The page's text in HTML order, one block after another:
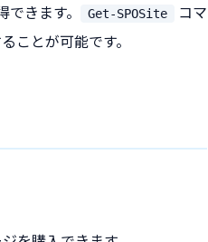
きます。 Get-SPOSite
コマ
ことが可能です。